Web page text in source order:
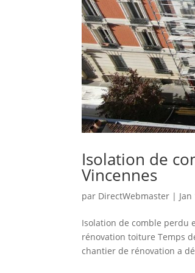
Isolation de
Vincennes
par DirectWebmaster |
Isolation de comble perdu
rénovation toiture Temps
chantier de rénovation a